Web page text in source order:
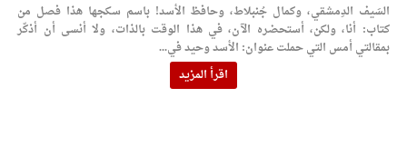
السَيف الدِمشقي، وكمال جُنبلاط، وحافظ الأسد! باسم سكجها هذا فصل من
كتاب: أنا، ولكن، أستحضره الآن، في هذا الوقت بالذات، ولا أنسى أن أذكّر
بمقالتي أمس التي حملت عنوان: الأسد وحيد في...
اقرأ المزيد